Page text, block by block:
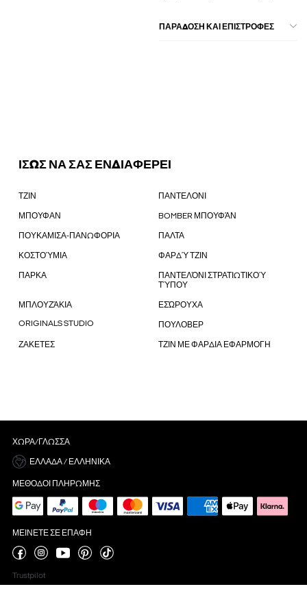
ΠΑΡΑΔΟΣΗ ΚΑΙ ΕΠΙΣΤΡΟΦΕΣ
ΙΣΩΣ ΝΑ ΣΑΣ ΕΝΔΙΑΦΕΡΕΙ
ΤΖΙΝ ΠΑΝΤΕΛΟΝΙ
ΜΠΟΥΦΑΝ BOMBER ΜΠΟΥΦΆΝ
ΠΟΥΚΑΜΙΣΑ-ΠΑΝΩΦΟΡΙΑ ΠΑΛΤΑ
ΚΟΣΤΟΎΜΙΑ ΦΑΡΔΎ ΤΖΙΝ
ΠΑΡΚΑ
ΠΑΝΤΕΛΌΝΙ ΣΤΡΑΤΙΩΤΙΚΟΎ
ΤΎΠΟΥ
ΜΠΛΟΥΖΆΚΙΑ ΕΣΏΡΟΥΧΑ
ORIGINALS STUDIO ΠΟΥΛΟΒΕΡ
ΖΑΚΕΤΕΣ ΤΖΙΝ ΜΕ ΦΑΡΔΙΑ ΕΦΑΡΜΟΓΗ
ΧΏΡΑ/ΓΛΏΣΣΑ
ΕΛΛΆΔΑ / ΕΛΛΗΝΙΚΆ
ΜΈΘΟΔΟΙ ΠΛΗΡΩΜΉΣ
ΜΕΊΝΕΤΕ ΣΕ ΕΠΑΦΉ
Trustpilot